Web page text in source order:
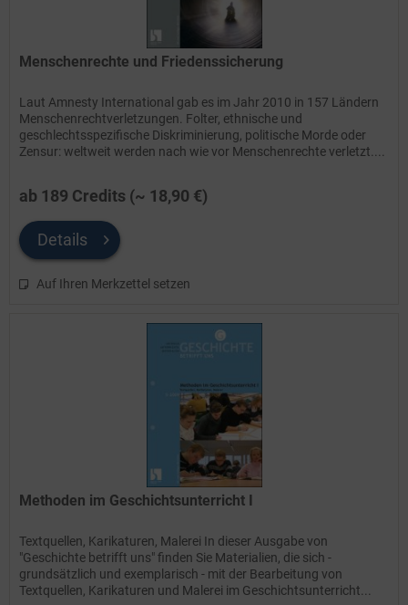
Menschenrechte und Friedenssicherung
Laut Amnesty International gab es im Jahr 2010 in 157 Ländern
Menschenrechtverletzungen. Folter, ethnische und
geschlechtsspezifische Diskriminierung, politische Morde oder
Zensur: weltweit werden nach wie vor Menschenrechte verletzt....
ab 189 Credits (~ 18,90 €)
Details
Auf Ihren Merkzettel setzen
Methoden im Geschichtsunterricht I
Textquellen, Karikaturen, Malerei In dieser Ausgabe von
"Geschichte betrifft uns" finden Sie Materialien, die sich -
grundsätzlich und exemplarisch - mit der Bearbeitung von
Textquellen, Karikaturen und Malerei im Geschichtsunterricht...